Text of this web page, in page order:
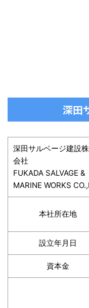
深田
深田サルベージ建設
会社
FUKADA SALVAGE &
MARINE WORKS
本社所在地
設立年月日
資本金